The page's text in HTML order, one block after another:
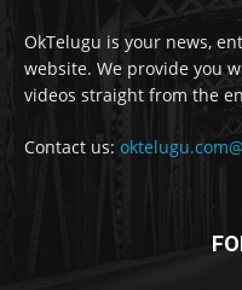
OkTelugu is your news,
website. We provide you
videos straight from the
Contact us: